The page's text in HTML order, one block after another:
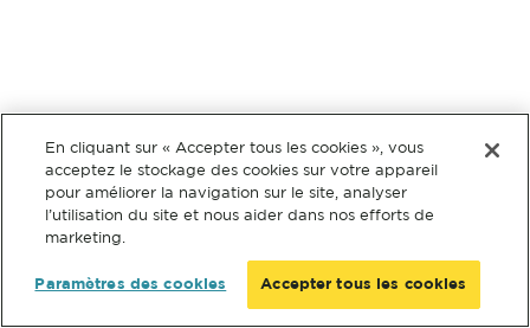
En cliquant sur « Accepter tous les cookies », vous
acceptez le stockage des cookies sur votre appareil
pour améliorer la navigation sur le site, analyser
l’utilisation du site et nous aider dans nos efforts de
marketing.
Paramètres des cookies Accepter tous les cookies